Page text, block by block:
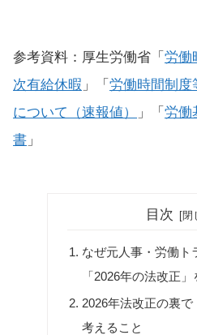
参考資料：厚生労働省「 労働
次有給休暇 」「 労働時間制度
について（速報値）
」「 労働
書 」
目次
なぜ元人事・労働ト
「2026年の法改正
2026年法改正の裏
考えること